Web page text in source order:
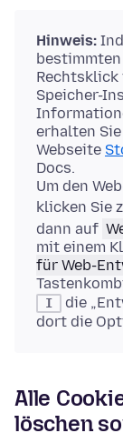
Hinweis:
bestimmten
Rechtsklick
Speicher-
erhalten
Webseite
Docs.
Um den
klicken Sie
dann auf
mit einem
für Web-
I
die
dort die
Alle
löschen